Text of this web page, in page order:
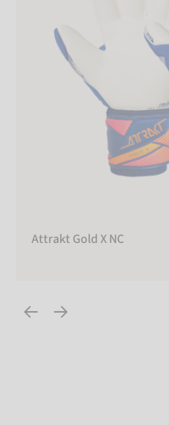
Attrakt Gold X NC